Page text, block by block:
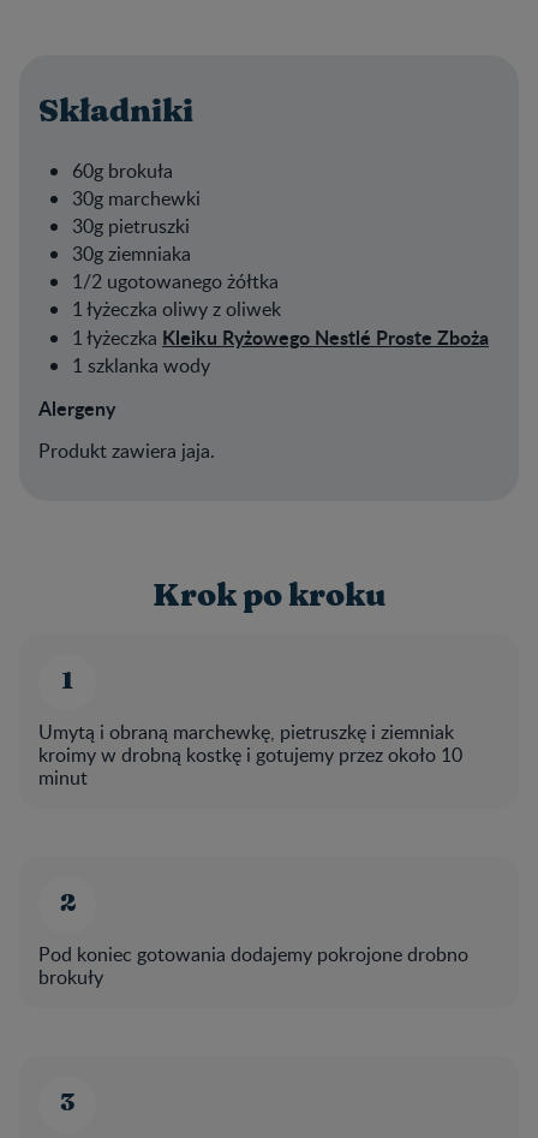
Składniki
60g brokuła
30g marchewki
30g pietruszki
30g ziemniaka
1/2 ugotowanego żółtka
1 łyżeczka oliwy z oliwek
1 łyżeczka Kleiku Ryżowego Nestlé Proste Zboża
1 szklanka wody
Alergeny
Produkt zawiera jaja.
Krok po kroku
Umytą i obraną marchewkę, pietruszkę i ziemniak
kroimy w drobną kostkę i gotujemy przez około 10
minut
Pod koniec gotowania dodajemy pokrojone drobno
brokuły